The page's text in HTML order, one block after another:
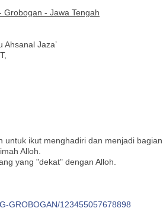
- Jawa Tengah
Jaza’
untuk ikut menghadiri dan menjadi
Alloh.
yang "dekat" dengan Alloh.
GROBOGAN/123455057678898